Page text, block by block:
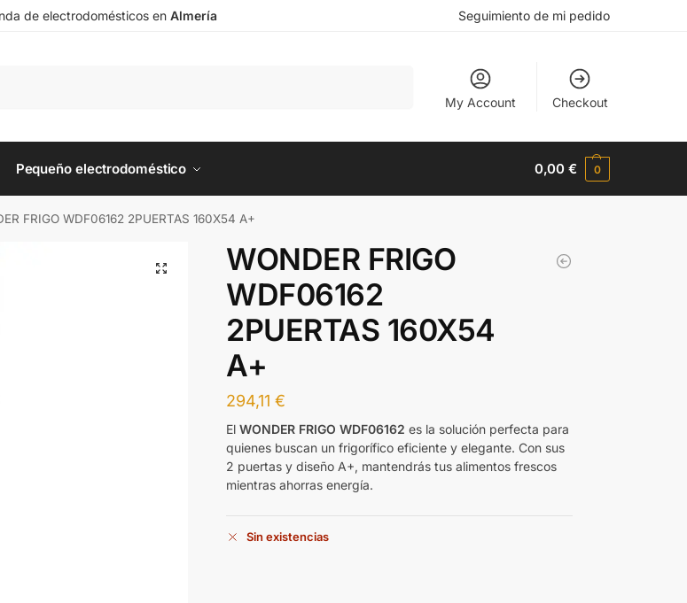
de electrodomésticos en Almería Seguimiento de mi pedido
My Account Checkout
Pequeño electrodoméstico 0,00€ 0
FRIGO WDF06162 2PUERTAS 160X54 A+
WONDER FRIGO
WDF06162
2PUERTAS 160X54
A+
294,11€
ElWONDER FRIGO WDF06162 es la solución perfecta para
quienes buscan un frigorífico eficiente y elegante. Con sus
2 puertas y diseño A+, mantendrás tus alimentos frescos
mientras ahorras energía.
Sin existencias